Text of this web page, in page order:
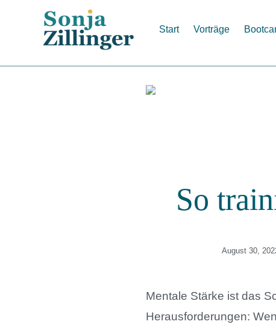
Start Vorträge
So
August 30,
Mentale Stärke ist das
Herausforderungen: